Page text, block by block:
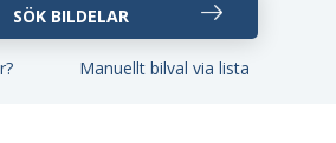
Manuellt bilval via lista